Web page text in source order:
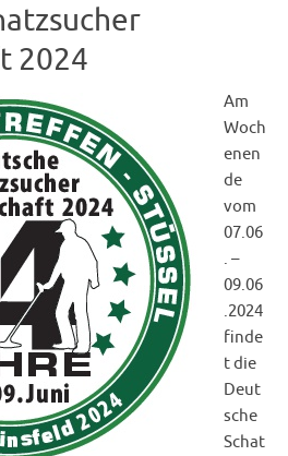
2024
Am
Woch
enen
de
vom
07.06
. –
09.06
.2024
finde
t die
Deut
sche
Schat